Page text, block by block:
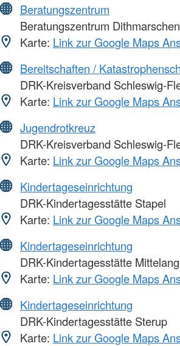
Beratungszentrum
Beratungszentrum Dithmarschen
Karte: Link zur Google Maps
Bereitschaften /
DRK-Kreisverband Schleswig-
Karte: Link zur Google Maps
Jugendrotkreuz
DRK-Kreisverband Schleswig-
Karte: Link zur Google Maps
Kindertageseinrichtung
DRK-Kindertagesstätte Stapel
Karte: Link zur Google Maps
Kindertageseinrichtung
DRK-Kindertagesstätte
Karte: Link zur Google Maps
Kindertageseinrichtung
DRK-Kindertagesstätte Sterup
Karte: Link zur Google Maps